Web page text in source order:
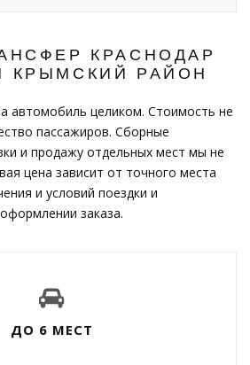
КРАСНОДАР
КРЫМСКИЙ РАЙОН
автомобиль целиком. Стоимость не
пассажиров. Сборные
и продажу отдельных мест мы не
цена зависит от точного места
и условий поездки и
заказа.
ДО 6 МЕСТ